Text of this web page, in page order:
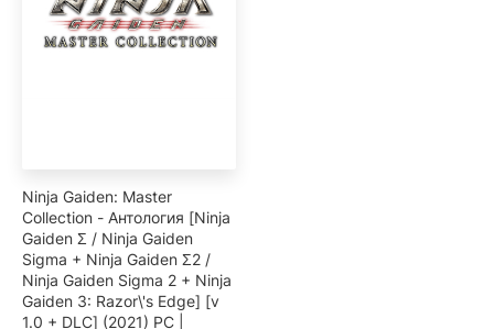
Ninja Gaiden: Master
Collection - Антология [Ninja
Gaiden Σ / Ninja Gaiden
Sigma + Ninja Gaiden Σ2 /
Ninja Gaiden Sigma 2 + Ninja
Gaiden 3: Razor\'s Edge] [v
1.0 + DLC] (2021) PC |